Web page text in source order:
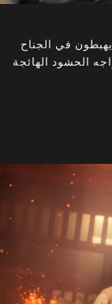
في الجناح
الحشود الهائجة